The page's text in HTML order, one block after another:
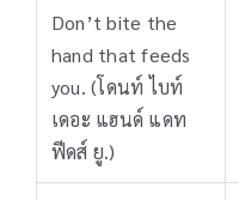
Don’t bite the
hand that feeds
you. (โดนท์ ไบท์
เดอะ แฮนด์ แดท
ฟีดส์ ยู.)